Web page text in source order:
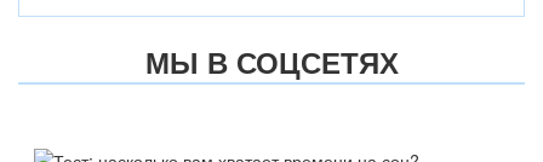
МЫ В СОЦСЕТЯХ